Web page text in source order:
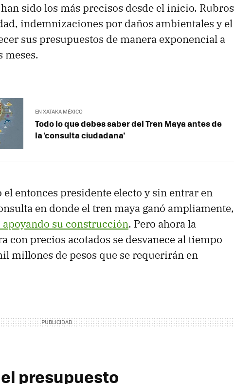
sido los más precisos desde el inicio. Rubros
indemnizaciones por daños ambientales y el
sus presupuestos de manera exponencial a
meses.
EN XATAKA MÉXICO
Todo lo que debes saber del Tren Maya antes de
la 'consulta ciudadana'
entonces presidente electo y sin entrar en
en donde el tren maya ganó ampliamente,
apoyando su construcción. Pero ahora la
con precios acotados se desvanece al tiempo
millones de pesos que se requerirán en
presupuesto